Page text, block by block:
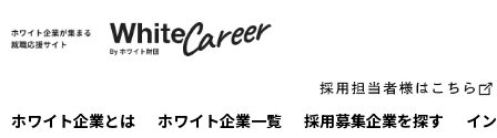
ホワイト企業とは ホワイト企業一覧 採⽤募集企業を探す イ